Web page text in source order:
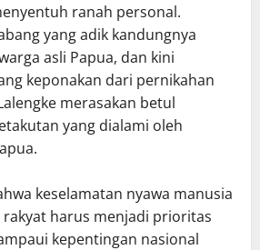
ranah personal.
yang adik kandungnya
asli Papua, dan kini
keponakan dari pernikahan
merasakan betul
yang dialami oleh
keselamatan nyawa manusia
rakyat harus menjadi prioritas
kepentingan nasional